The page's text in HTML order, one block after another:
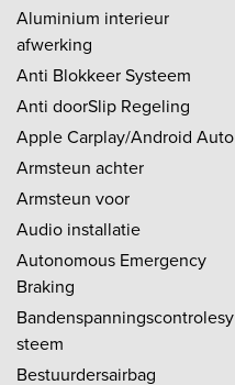
Aluminium interieur
afwerking
Anti Blokkeer Systeem
Anti doorSlip Regeling
Apple Carplay/Android Auto
Armsteun achter
Armsteun voor
Audio installatie
Autonomous Emergency
Braking
Bandenspanningscontrolesy
steem
Bestuurdersairbag